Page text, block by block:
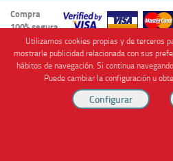
Compra
100% segura
Cofinanciado por
Utilizamos cookies propias y de terceros
mostrarle publicidad relacionada con sus
hábitos de navegación. Si continua
Puede cambiar la configuración u